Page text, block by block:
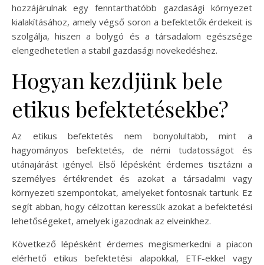
hozzájárulnak egy fenntarthatóbb gazdasági környezet
kialakításához, amely végső soron a befektetők érdekeit is
szolgálja, hiszen a bolygó és a társadalom egészsége
elengedhetetlen a stabil gazdasági növekedéshez.
Hogyan kezdjünk bele
etikus befektetésekbe?
Az etikus befektetés nem bonyolultabb, mint a
hagyományos befektetés, de némi tudatosságot és
utánajárást igényel. Első lépésként érdemes tisztázni a
személyes értékrendet és azokat a társadalmi vagy
környezeti szempontokat, amelyeket fontosnak tartunk. Ez
segít abban, hogy célzottan keressük azokat a befektetési
lehetőségeket, amelyek igazodnak az elveinkhez.
Következő lépésként érdemes megismerkedni a piacon
elérhető etikus befektetési alapokkal, ETF-ekkel vagy